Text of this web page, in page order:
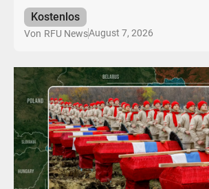
Kostenlos
Von RFU NewsAugust 7, 2026